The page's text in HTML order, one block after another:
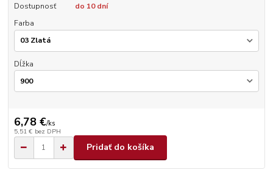
Dostupnosť
do 10 dní
Farba
Dĺžka
6,78 €/ks
5,51 € bez DPH
Pridať do košíka